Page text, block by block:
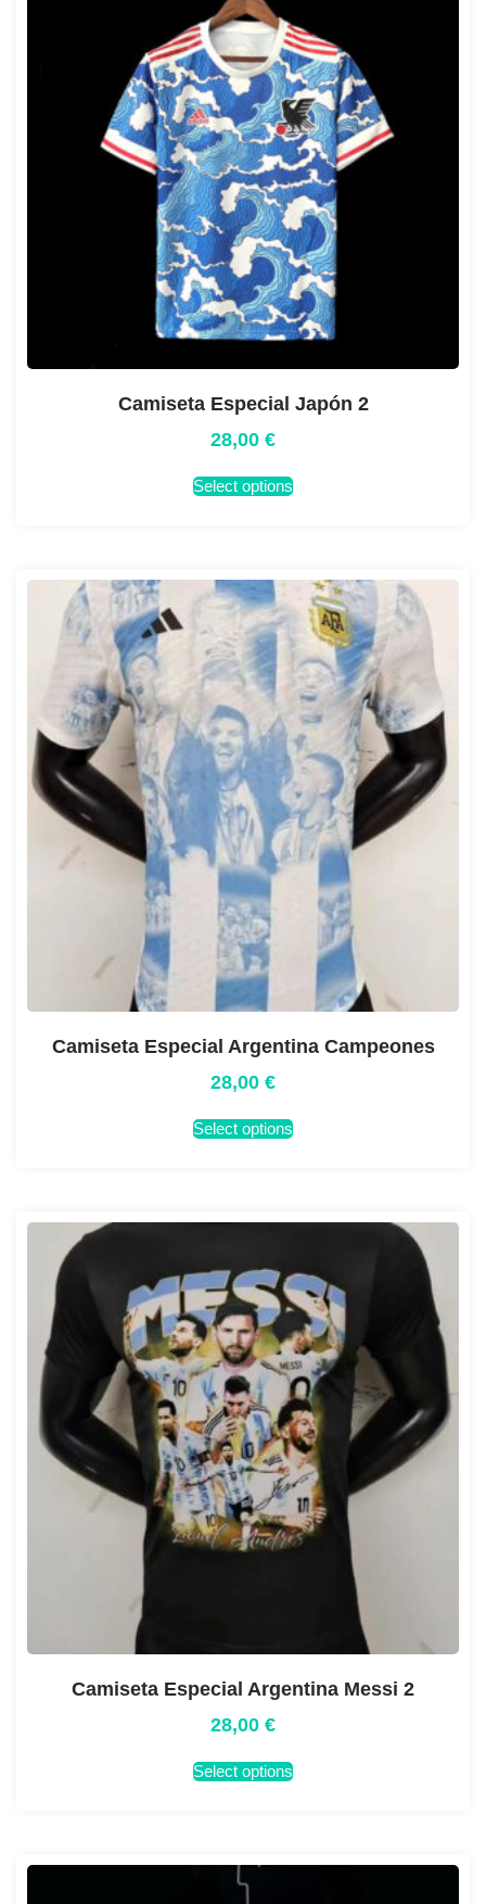
Camiseta Especial Japón 2
28,00 €
Select options
Camiseta Especial Argentina Campeones
28,00 €
Select options
Camiseta Especial Argentina Messi 2
28,00 €
Select options